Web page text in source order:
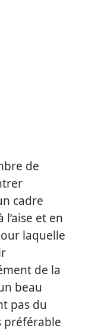
de
cadre
et en
laquelle
de la
beau
pas du
préférable